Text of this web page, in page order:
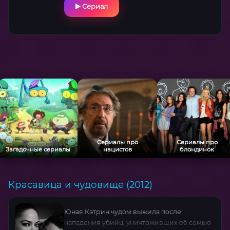
Сериал
Загадочные сериалы
Сериалы про
нацистов
Сериалы про
блондинок
Красавица и чудовище (2012)
Юная Кэтрин чудом выжила после
нападения убийц, уничтоживших её семью